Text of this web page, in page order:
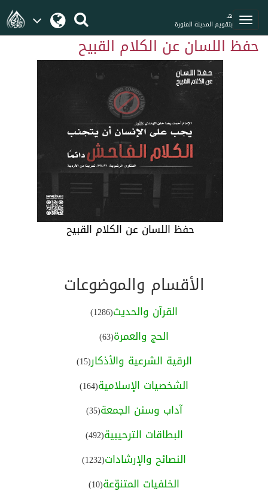
هـ
بتقويم المدينة المنورة
حفظ اللسان عن الكلام القبيح
حفظ اللسان عن الكلام القبيح
الأقسام والموضوعات
القرآن والحديث(1286)
الحج والعمرة(63)
الرقية الشرعية والأذكار(15)
الشخصيات الإسلامية(164)
آداب وسنن الجمعة(35)
البطاقات الترحيبية(492)
النصائح والإرشادات(1232)
الخلفيات المتنوّعة(10)